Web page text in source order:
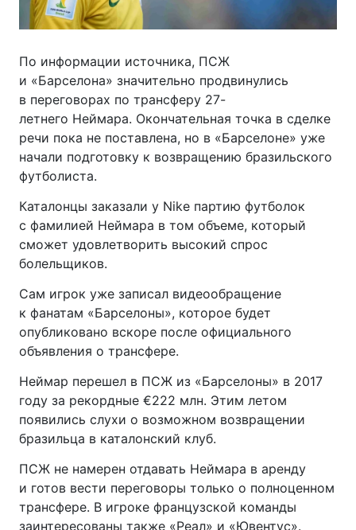
По информации источника, ПСЖ
и «Барселона» значительно продвинулись
в переговорах по трансферу 27-
летнего Неймара. Окончательная точка в сделке
речи пока не поставлена, но в «Барселоне» уже
начали подготовку к возвращению бразильского
футболиста.
Каталонцы заказали у Nike партию футболок
с фамилией Неймара в том объеме, который
сможет удовлетворить высокий спрос
болельщиков.
Сам игрок уже записал видеообращение
к фанатам «Барселоны», которое будет
опубликовано вскоре после официального
объявления о трансфере.
Неймар перешел в ПСЖ из «Барселоны» в 2017
году за рекордные €222 млн. Этим летом
появились слухи о возможном возвращении
бразильца в каталонский клуб.
ПСЖ не намерен отдавать Неймара в аренду
и готов вести переговоры только о полноценном
трансфере. В игроке французской команды
заинтересованы также «Реал» и «Ювентус».